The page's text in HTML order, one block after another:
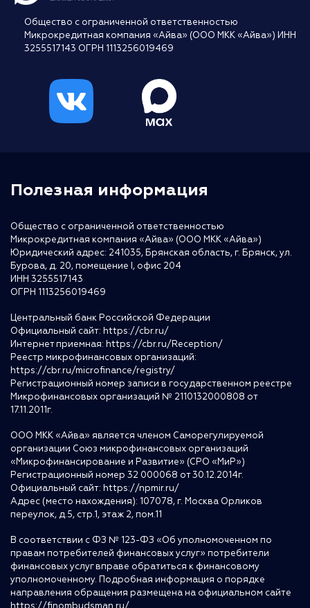
Общество с ограниченной ответственностью
Микрокредитная компания «Айва» (ООО МКК «Айва») ИНН
3255517143 ОГРН 1113256019469
Полезная информация
Общество с ограниченной ответственностью
Микрокредитная компания «Айва» (ООО МКК «Айва»)
Юридический адрес: 241035, Брянская область, г. Брянск, ул.
Бурова, д. 20, помещение I, офис 204
ИНН 3255517143
ОГРН 1113256019469
Центральный банк Российской Федерации
Официальный сайт: https://cbr.ru/
Интернет приемная: https://cbr.ru/Reception/
Реестр микрофинансовых организаций:
https://cbr.ru/microfinance/registry/
Регистрационный номер записи в государственном реестре
Микрофинансовых организаций № 2110132000808 от
17.11.2011г.
ООО МКК «Айва» является членом Саморегулируемой
организации Союз микрофинансовых организаций
«Микрофинансирование и Развитие» (СРО «МиР»)
Регистрационный номер 32 000068 от 30.12.2014г.
Официальный сайт: https://npmir.ru/
Адрес (место нахождения): 107078, г. Москва Орликов
переулок, д.5, стр.1, этаж 2, пом.11
В соответствии с ФЗ № 123-ФЗ «Об уполномоченном по
правам потребителей финансовых услуг» потребители
финансовых услуг вправе обратиться к финансовому
уполномоченному. Подробная информация о порядке
направления обращения размещена на официальном сайте